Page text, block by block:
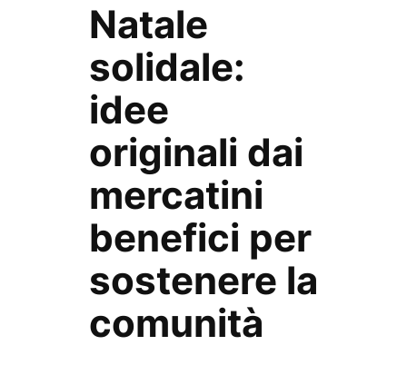
Natale
solidale:
idee
originali dai
mercatini
benefici per
sostenere la
comunità